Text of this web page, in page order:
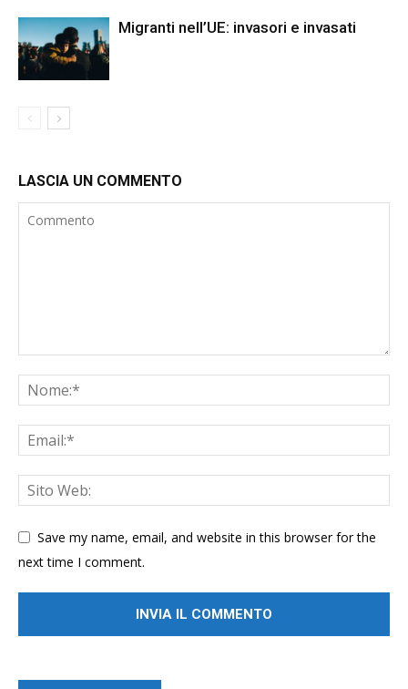
Migranti nell’UE: invasori e invasati
LASCIA UN COMMENTO
Save my name, email, and website in this browser for the
next time I comment.